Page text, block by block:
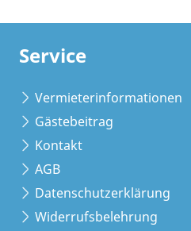
Service
Vermieterinformationen
Gästebeitrag
Kontakt
AGB
Datenschutzerklärung
Widerrufsbelehrung